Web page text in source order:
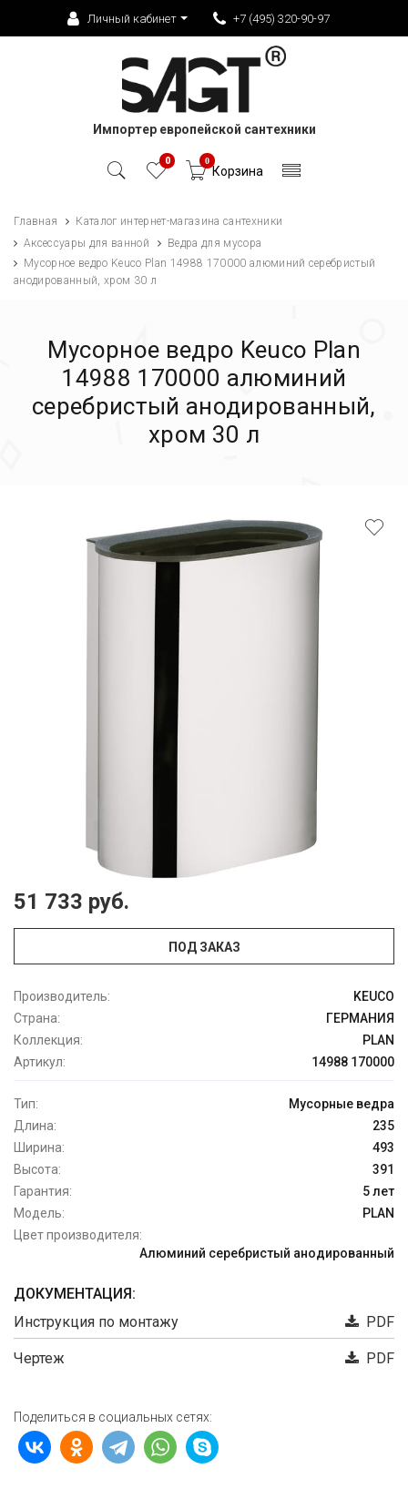
Личный кабинет +7 (495) 320-90-97
Импортер европейской сантехники
0 0
Корзина
Главная
Каталог интернет-магазина сантехники
Аксессуары для ванной
Ведра для мусора
Мусорное ведро Keuco Plan 14988 170000 алюминий серебристый
анодированный, хром 30 л
Мусорное ведро Keuco Plan
14988 170000 алюминий
серебристый анодированный,
хром 30 л
51 733 руб.
ПОД ЗАКАЗ
Производитель:
KEUCO
Страна:
ГЕРМАНИЯ
Коллекция:
PLAN
Артикул:
14988 170000
Тип:
Мусорные ведра
Длина:
235
Ширина:
493
Высота:
391
Гарантия:
5 лет
Модель:
PLAN
Цвет производителя:
Алюминий серебристый анодированный
ДОКУМЕНТАЦИЯ:
Инструкция по монтажу
PDF
Чертеж PDF
Поделиться в социальных сетях: